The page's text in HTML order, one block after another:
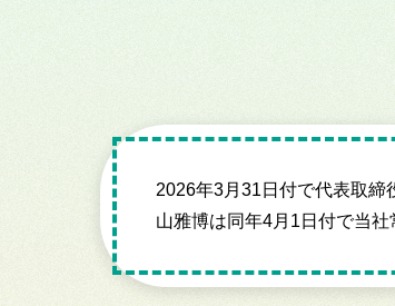
2026年3月31日付で代表取締
山雅博は同年4月1日付で当社